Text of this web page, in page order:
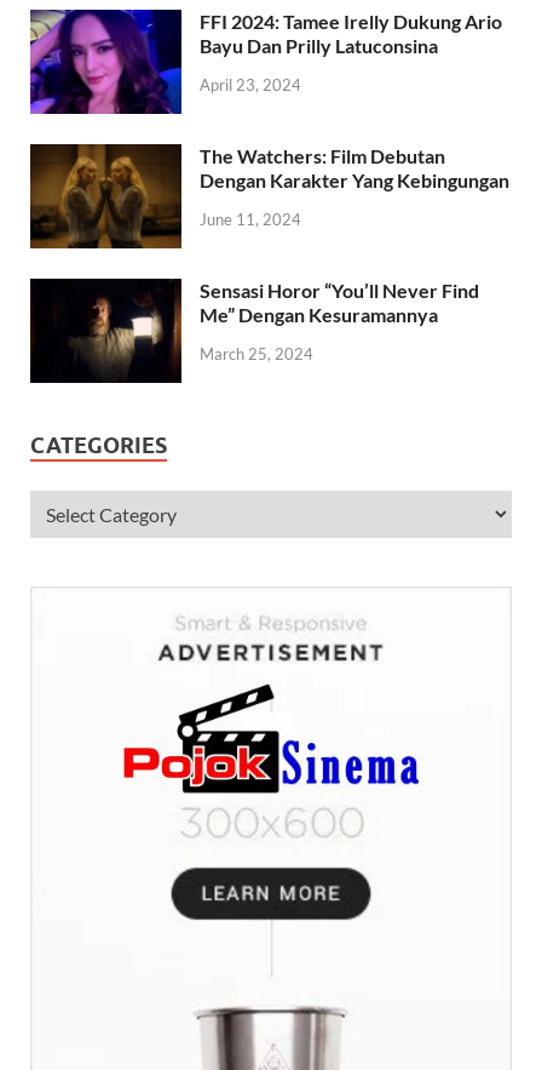
FFI 2024: Tamee Irelly Dukung Ario
Bayu Dan Prilly Latuconsina
April 23, 2024
The Watchers: Film Debutan
Dengan Karakter Yang Kebingungan
June 11, 2024
Sensasi Horor “You’ll Never Find
Me” Dengan Kesuramannya
March 25, 2024
CATEGORIES